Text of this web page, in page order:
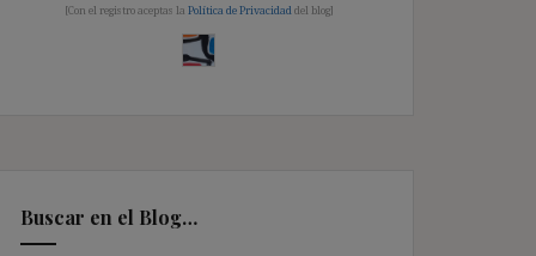
[Con el registro aceptas la Política de Privacidad del blog]
Buscar en el Blog…